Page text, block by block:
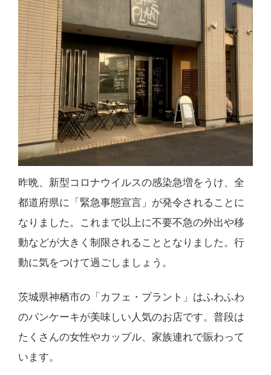
昨晩、新型コロナウイルスの感染急増をうけ、全
都道府県に「緊急事態宣言」が発令されることに
なりました。これまで以上に不要不急の外出や移
動などが大きく制限されることとなりました。行
動に気をつけて過ごしましょう。
茨城県神栖市の「カフェ・プラント」はふわふわ
のパンケーキが美味しい人気のお店です。普段は
たくさんの女性やカップル、家族連れで賑わって
います。